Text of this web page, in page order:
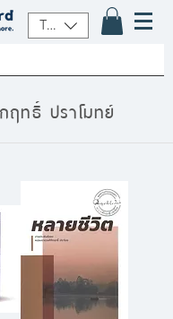
THB (฿)
ฤทธิ์ ปราโมทย์